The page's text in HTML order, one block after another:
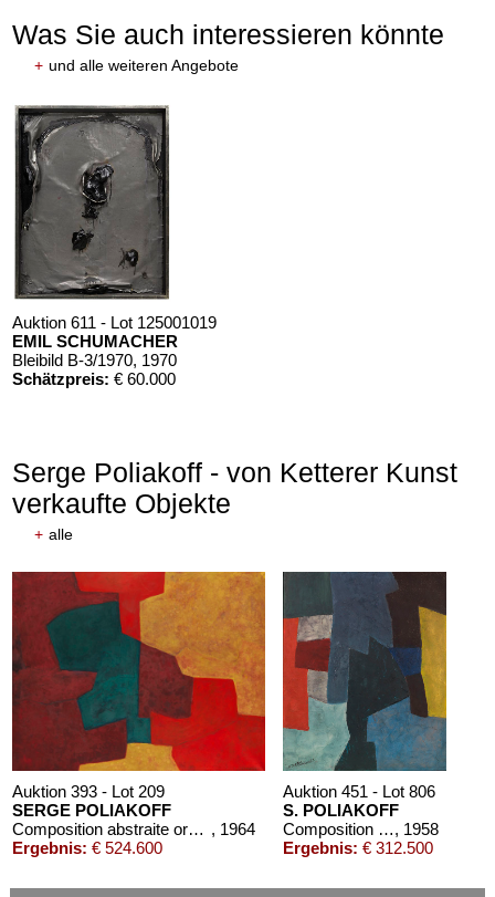
Was Sie auch interessieren könnte
+ und alle weiteren Angebote
Auktion 611 - Lot 125001019
EMIL SCHUMACHER
Bleibild B-3/1970, 1970
Schätzpreis: € 60.000
Serge Poliakoff - von Ketterer Kunst
verkaufte Objekte
+ alle
Auktion 393 - Lot 209
SERGE POLIAKOFF
Composition abstraite orange, jaune, vert, lie de vin , 1964
Ergebnis: € 524.600
Auktion 451 - Lot 806
S. POLIAKOFF
Composition abstraite, 1958
Ergebnis: € 312.500